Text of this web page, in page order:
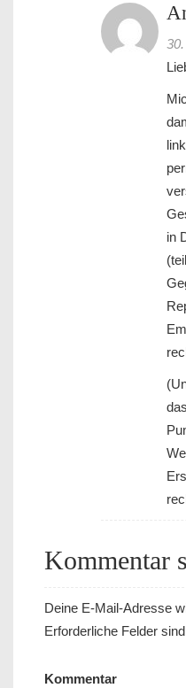
in
Kommentar
Deine E-Mail-Adresse
Erforderliche Felder
Kommentar